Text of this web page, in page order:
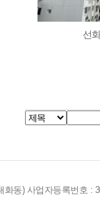
선
동) 사업자등록번호 :